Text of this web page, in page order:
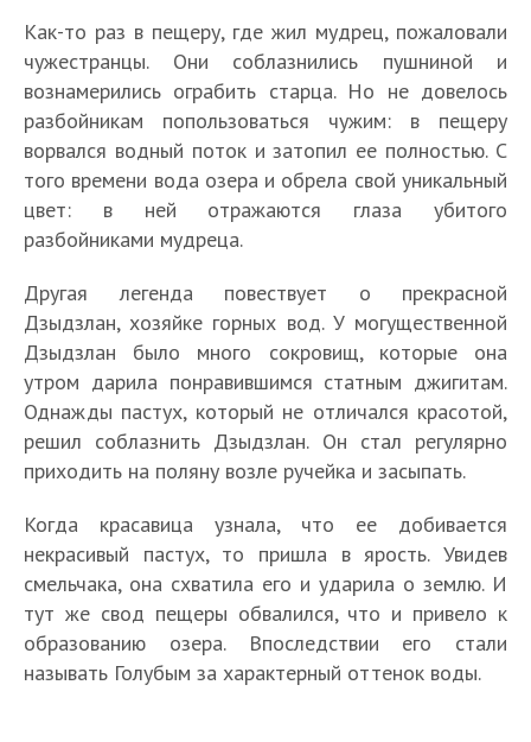
Как-то раз в пещеру, где жил мудрец, пожаловали
чужестранцы. Они соблазнились пушниной и
вознамерились ограбить старца. Но не довелось
разбойникам попользоваться чужим: в пещеру
ворвался водный поток и затопил ее полностью. С
того времени вода озера и обрела свой уникальный
цвет: в ней отражаются глаза убитого
разбойниками мудреца.
Другая легенда повествует о прекрасной
Дзыдзлан, хозяйке горных вод. У могущественной
Дзыдзлан было много сокровищ, которые она
утром дарила понравившимся статным джигитам.
Однажды пастух, который не отличался красотой,
решил соблазнить Дзыдзлан. Он стал регулярно
приходить на поляну возле ручейка и засыпать.
Когда красавица узнала, что ее добивается
некрасивый пастух, то пришла в ярость. Увидев
смельчака, она схватила его и ударила о землю. И
тут же свод пещеры обвалился, что и привело к
образованию озера. Впоследствии его стали
называть Голубым за характерный оттенок воды.